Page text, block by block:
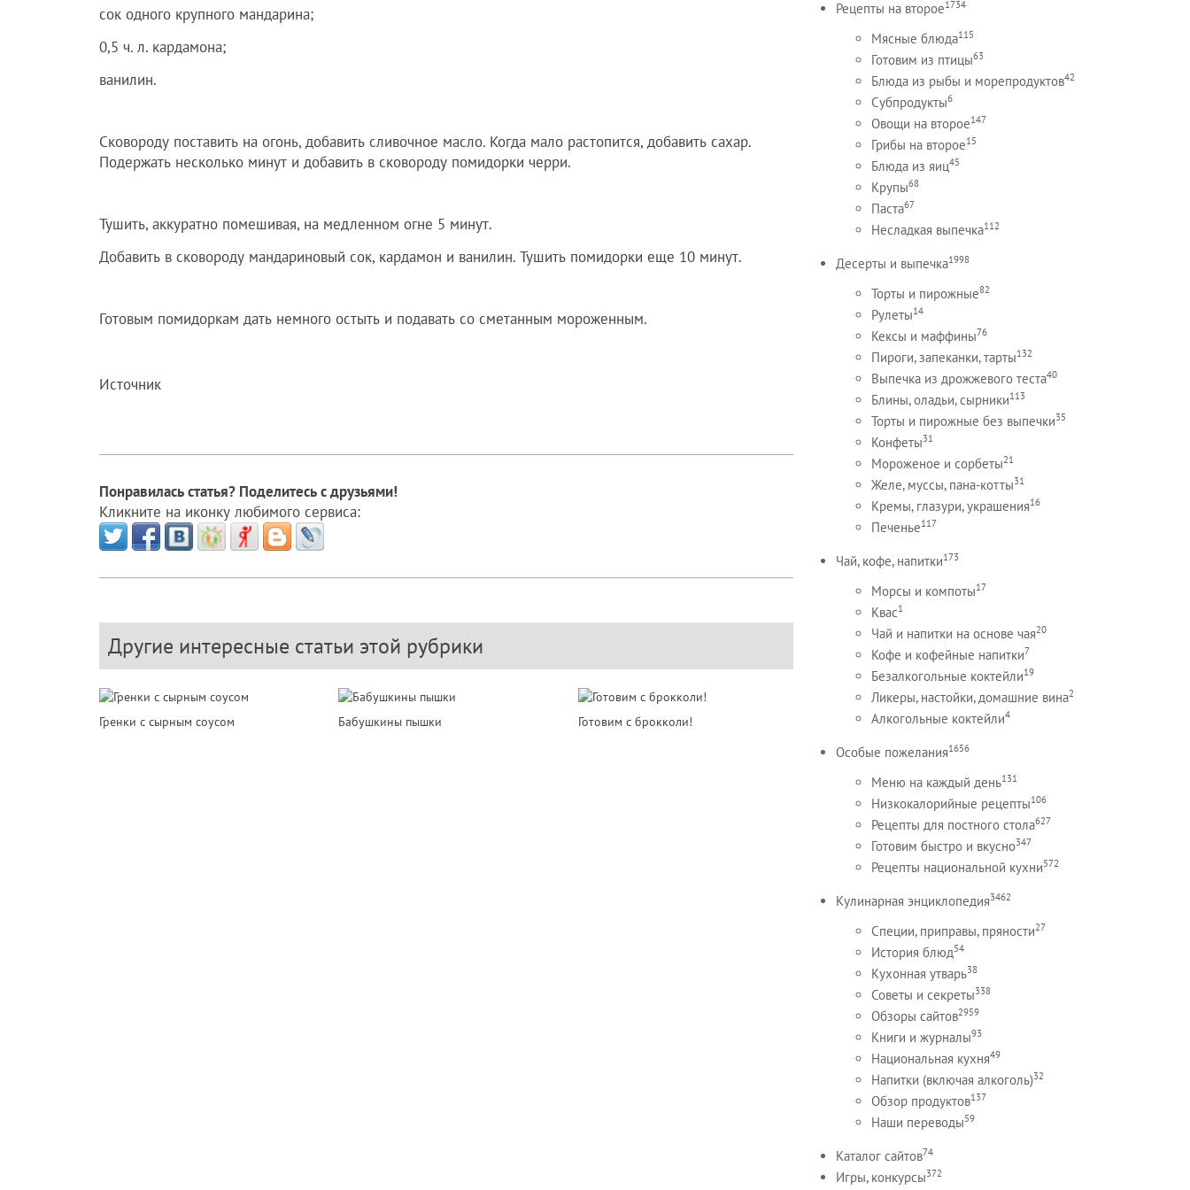
сок одного крупного мандарина;
0,5 ч. л. кардамона;
ванилин.
Сковороду поставить на огонь, добавить сливочное масло. Когда мало растопится, добавить сахар.
Подержать несколько минут и добавить в сковороду помидорки черри.
Тушить, аккуратно помешивая, на медленном огне 5 минут.
Добавить в сковороду мандариновый сок, кардамон и ванилин. Тушить помидорки еще 10 минут.
Готовым помидоркам дать немного остыть и подавать со сметанным мороженным.
Источник
Понравилась статья? Поделитесь с друзьями!
Кликните на иконку любимого сервиса:
Другие интересные статьи этой рубрики
Гренки с сырным соусом Бабушкины пышки Готовим с брокколи!
Рецепты на второе1734
Мясные блюда115
Готовим из птицы63
Блюда из рыбы и морепродуктов42
Субпродукты6
Овощи на второе147
Грибы на второе15
Блюда из яиц45
Крупы68
Паста67
Несладкая выпечка112
Десерты и выпечка1998
Торты и пирожные82
Рулеты14
Кексы и маффины76
Пироги, запеканки, тарты132
Выпечка из дрожжевого теста40
Блины, оладьи, сырники113
Торты и пирожные без выпечки35
Конфеты31
Мороженое и сорбеты21
Желе, муссы, пана-котты31
Кремы, глазури, украшения16
Печенье117
Чай, кофе, напитки173
Морсы и компоты17
Квас1
Чай и напитки на основе чая20
Кофе и кофейные напитки7
Безалкогольные коктейли19
Ликеры, настойки, домашние вина2
Алкогольные коктейли4
Особые пожелания1656
Меню на каждый день131
Низкокалорийные рецепты106
Рецепты для постного стола627
Готовим быстро и вкусно347
Рецепты национальной кухни572
Кулинарная энциклопедия3462
Специи, приправы, пряности27
История блюд54
Кухонная утварь38
Советы и секреты338
Обзоры сайтов2959
Книги и журналы93
Национальная кухня49
Напитки (включая алкоголь)32
Обзор продуктов137
Наши переводы59
Каталог сайтов74
Игры, конкурсы372